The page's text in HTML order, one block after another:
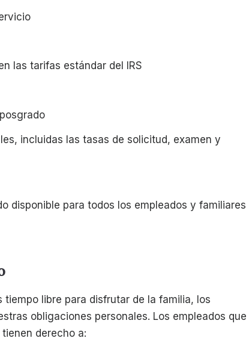
las tarifas estándar del IRS
incluidas las tasas de solicitud, examen y
disponible para todos los empleados y familiares
libre para disfrutar de la familia, los
obligaciones personales. Los empleados que
derecho a: